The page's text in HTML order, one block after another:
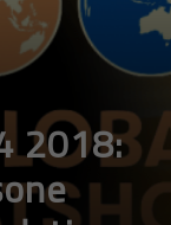
2018: